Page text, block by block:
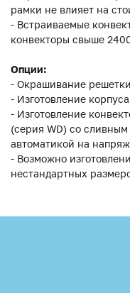
рамки не влияет на
- Встраиваемые
конвекторы свыше
Опции:
- Окрашивание
- Изготовление
- Изготовление
(серия WD) со
автоматикой на
- Возможно
нестандартных